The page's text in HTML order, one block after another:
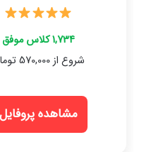
1,734 کلاس موفق
شروع از 570,000 تومان
مشاهده پروفایل